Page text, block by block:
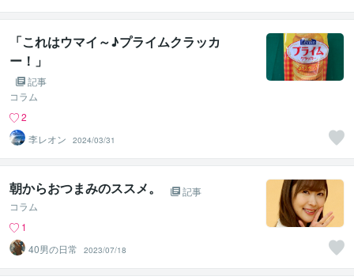
「これはウマイ～♪プライムクラッカ
ー！」
記事
コラム
2
李レオン
2024/03/31
朝からおつまみのススメ。
記事
コラム
1
40男の日常
2023/07/18